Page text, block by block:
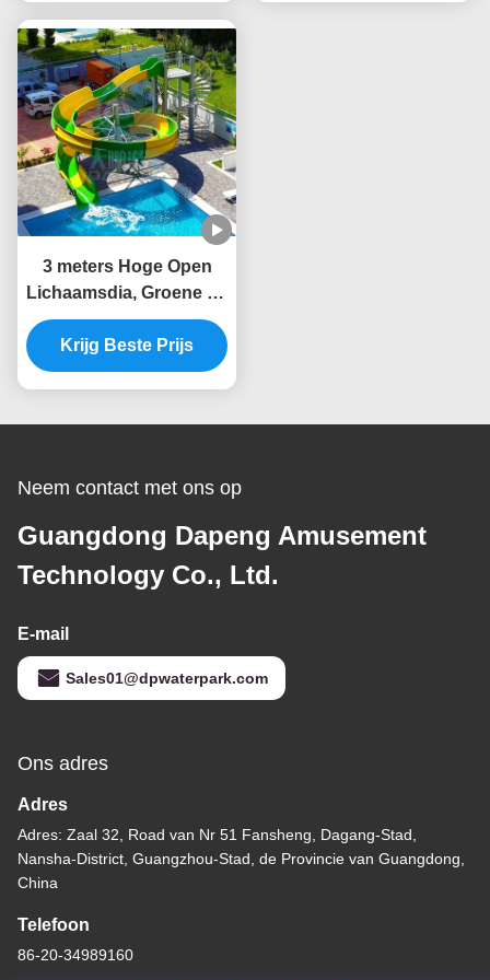
3 meters Hoge Open
Lichaamsdia, Groene en
Gele Zwembaddia
Krijg Beste Prijs
Neem contact met ons op
Guangdong Dapeng Amusement
Technology Co., Ltd.
E-mail
Sales01@dpwaterpark.com
Ons adres
Adres
Adres: Zaal 32, Road van Nr 51 Fansheng, Dagang-Stad,
Nansha-District, Guangzhou-Stad, de Provincie van Guangdong,
China
Telefoon
86-20-34989160